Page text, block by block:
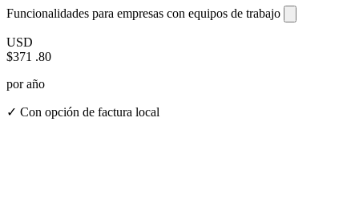
Funcionalidades para empresas con equipos de trabajo
USD
$371 .80
por año
✓ Con opción de factura local